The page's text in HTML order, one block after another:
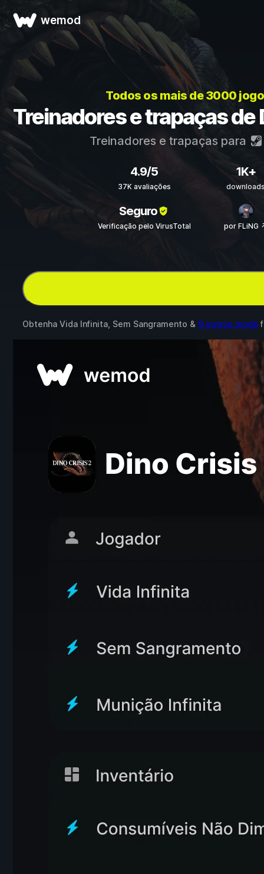
wemod
Todos os mais de 3000
Treinadores e trapaças de
Treinadores e trapaças para
4.9/5
37K avaliações
1K+
Seguro
Verificação pelo VirusTotal por FLiNG
Obtenha Vida Infinita, Sem Sangramento & 9 outros mods